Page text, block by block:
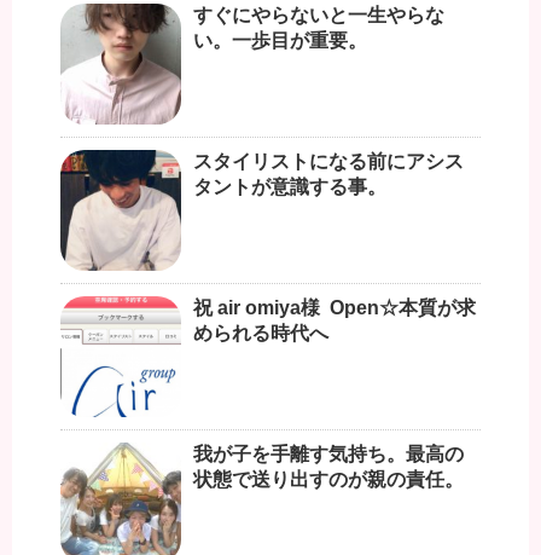
すぐにやらないと一生やらな
い。一歩目が重要。
スタイリストになる前にアシス
タントが意識する事。
祝 air omiya様 Open☆本質が求
められる時代へ
我が子を手離す気持ち。最高の
状態で送り出すのが親の責任。